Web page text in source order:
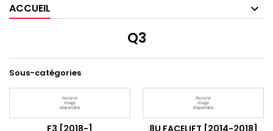
ACCUEIL
Q3
Sous-catégories